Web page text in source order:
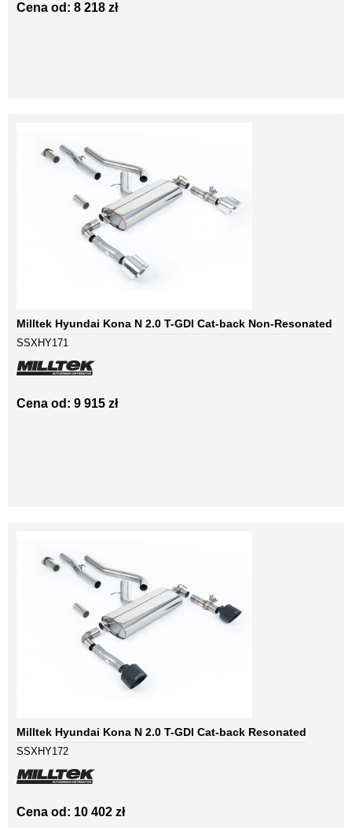
Cena od: 8 218 zł
Milltek Hyundai Kona N 2.0 T-GDI Cat-back Non-Resonated
SSXHY171
Cena od: 9 915 zł
Milltek Hyundai Kona N 2.0 T-GDI Cat-back Resonated
SSXHY172
Cena od: 10 402 zł